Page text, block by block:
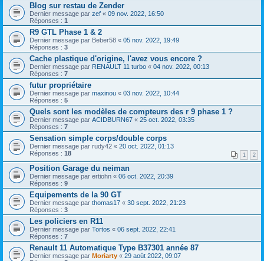
Blog sur restau de Zender
Dernier message par zef « 09 nov. 2022, 16:50
Réponses : 1
R9 GTL Phase 1 & 2
Dernier message par Beber58 « 05 nov. 2022, 19:49
Réponses : 3
Cache plastique d'origine, l'avez vous encore ?
Dernier message par RENAULT 11 turbo « 04 nov. 2022, 00:13
Réponses : 7
futur propriétaire
Dernier message par maxinou « 03 nov. 2022, 10:44
Réponses : 5
Quels sont les modèles de compteurs des r 9 phase 1 ?
Dernier message par ACIDBURN67 « 25 oct. 2022, 03:35
Réponses : 7
Sensation simple corps/double corps
Dernier message par rudy42 « 20 oct. 2022, 01:13
Réponses : 18 1 2
Position Garage du neiman
Dernier message par ertiohn « 06 oct. 2022, 20:39
Réponses : 9
Equipements de la 90 GT
Dernier message par thomas17 « 30 sept. 2022, 21:23
Réponses : 3
Les policiers en R11
Dernier message par Tortos « 06 sept. 2022, 22:41
Réponses : 7
Renault 11 Automatique Type B37301 année 87
Dernier message par Moriarty « 29 août 2022, 09:07